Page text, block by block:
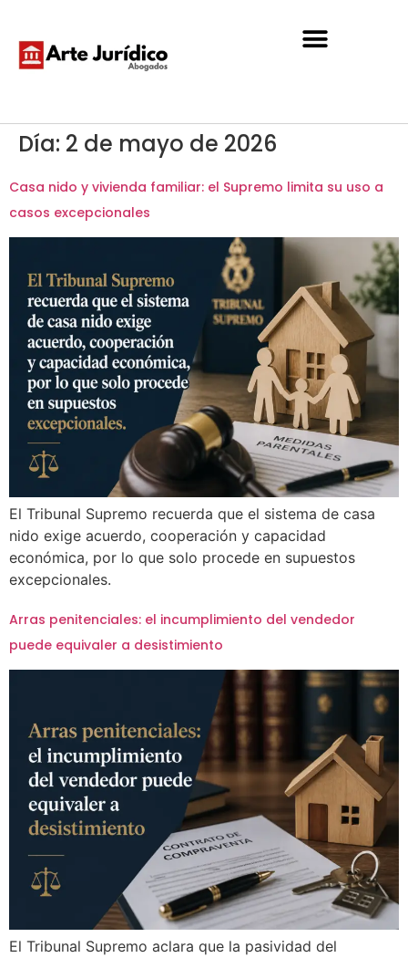
Día: 2 de mayo de 2026
Casa nido y vivienda familiar: el Supremo limita su uso a
casos excepcionales
El Tribunal Supremo recuerda que el sistema de casa
nido exige acuerdo, cooperación y capacidad
económica, por lo que solo procede en supuestos
excepcionales.
Arras penitenciales: el incumplimiento del vendedor
puede equivaler a desistimiento
El Tribunal Supremo aclara que la pasividad del